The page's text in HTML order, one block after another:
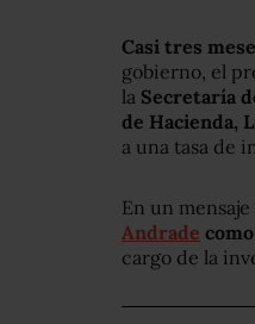
Casi tres
gobierno, el
la Secretaría
de Hacienda,
a una tasa de
En un
Andrade
cargo de la